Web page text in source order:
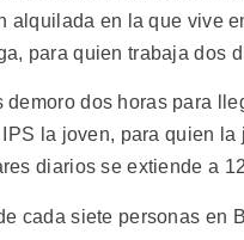
alquilada en la que vive
para quien trabaja dos
demoro dos horas para
la joven, para quien
diarios se extiende a
cada siete personas en